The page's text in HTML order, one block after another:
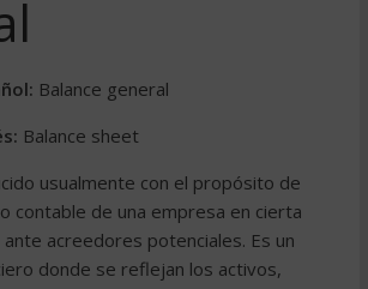
Balance general
Balance sheet
usualmente con el propósito de
contable de una empresa en cierta
acreedores potenciales. Es un
donde se reflejan los activos,